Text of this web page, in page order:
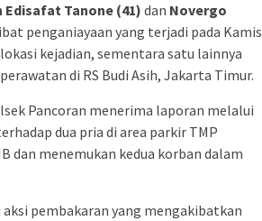
Edisafat Tanone (41) dan Novergo
penganiayaan yang terjadi pada Kamis
kejadian, sementara satu lainnya
di RS Budi Asih, Jakarta Timur.
Pancoran menerima laporan melalui
dua pria di area parkir TMP
dan menemukan kedua korban dalam
pembakaran yang mengakibatkan